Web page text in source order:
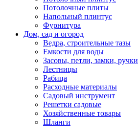
Потолочные плиты
Напольный плинтус
Фурнитура
Дом, сад и огород
Ведра, строительные тазы
Емкости для воды
Засовы, петли, замки, ручки
Лестницы
Рабица
Расходные материалы
Садовый инструмент
Решетки садовые
Хозяйственные товары
Шланги